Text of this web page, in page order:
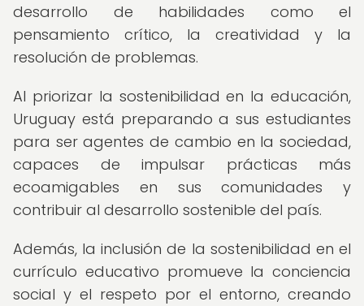
desarrollo de habilidades como el
pensamiento crítico, la creatividad y la
resolución de problemas.
Al priorizar la sostenibilidad en la educación,
Uruguay está preparando a sus estudiantes
para ser agentes de cambio en la sociedad,
capaces de impulsar prácticas más
ecoamigables en sus comunidades y
contribuir al desarrollo sostenible del país.
Además, la inclusión de la sostenibilidad en el
currículo educativo promueve la conciencia
social y el respeto por el entorno, creando